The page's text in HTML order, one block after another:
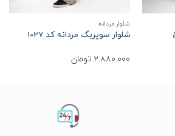
شلوار مردانه
شلوار سوپربگ مردانه کد 1027
2.880.000تومان